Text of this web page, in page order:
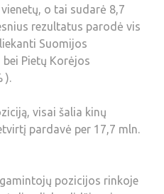
o tai sudarė 8,7
rezultatus parodė vis
Suomijos
bei Pietų Korėjos
).
visai šalia kinų
pardavė per 17,7 mln.
pozicijos rinkoje